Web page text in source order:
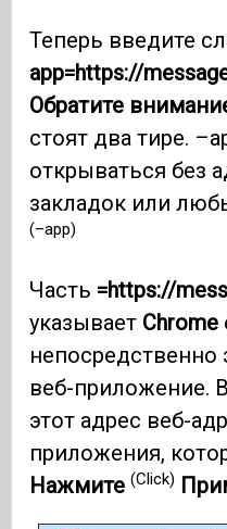
Теперь введите
app=https://
Обратите
стоят два тире.
открываться без
закладок или
(–app)
Часть =https://
указывает Chrome
непосредственно
веб-приложение.
этот адрес веб-
приложения,
Нажмите(Click)